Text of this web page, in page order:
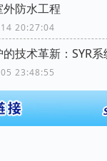
防水工程
20:27:04
23:48:55